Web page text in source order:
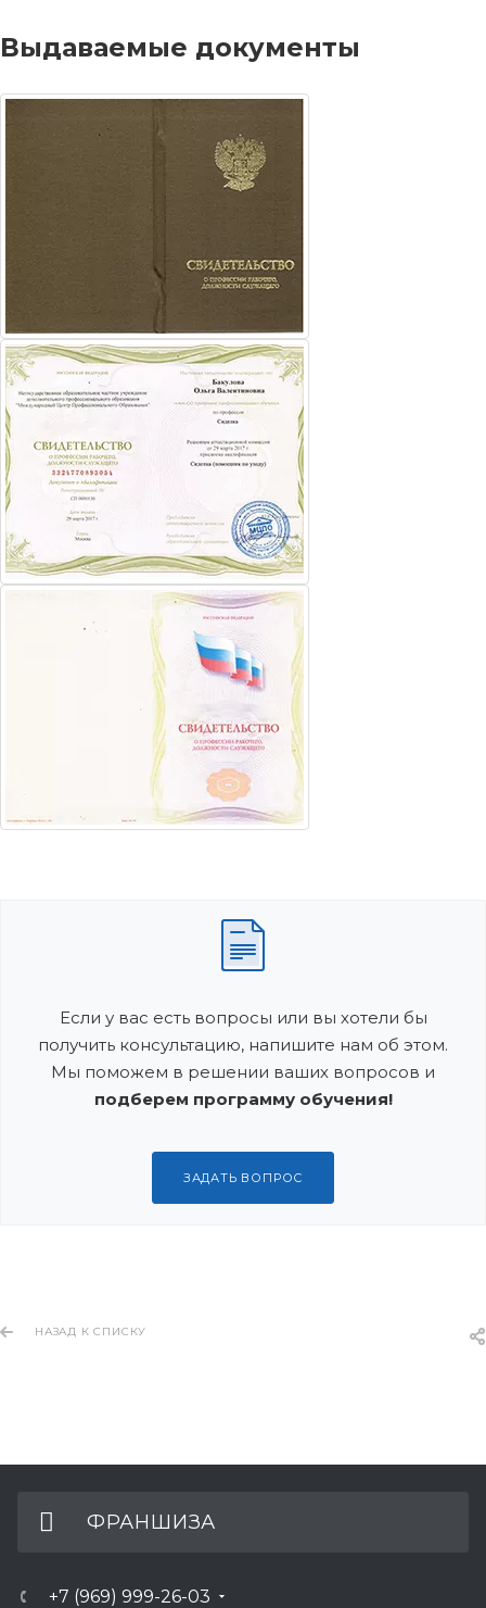
Выдаваемые документы
Если у вас есть вопросы или вы хотели бы
получить консультацию, напишите нам об этом.
Мы поможем в решении ваших вопросов и
подберем программу обучения!
ЗАДАТЬ ВОПРОС
НАЗАД К СПИСКУ
ФРАНШИЗА
+7 (969) 999-26-03